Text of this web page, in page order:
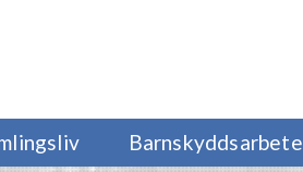
Barnskyddsarbete